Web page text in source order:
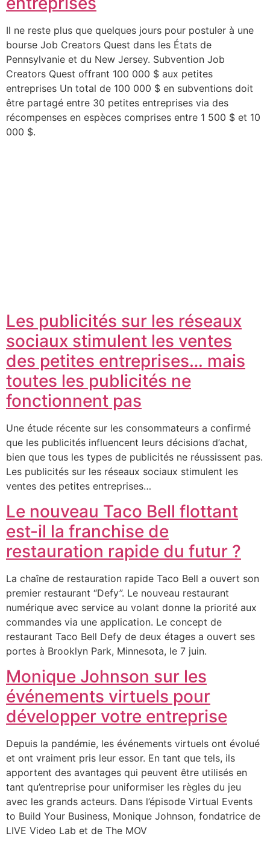
Il ne reste plus que quelques jours pour postuler à une
bourse Job Creators Quest dans les États de
Pennsylvanie et du New Jersey. Subvention Job
Creators Quest offrant 100 000 $ aux petites
entreprises Un total de 100 000 $ en subventions doit
être partagé entre 30 petites entreprises via des
récompenses en espèces comprises entre 1 500 $ et 10
000 $.
Les publicités sur les réseaux
sociaux stimulent les ventes
des petites entreprises… mais
toutes les publicités ne
fonctionnent pas
Une étude récente sur les consommateurs a confirmé
que les publicités influencent leurs décisions d’achat,
bien que tous les types de publicités ne réussissent pas.
Les publicités sur les réseaux sociaux stimulent les
ventes des petites entreprises…
Le nouveau Taco Bell flottant
est-il la franchise de
restauration rapide du futur ?
La chaîne de restauration rapide Taco Bell a ouvert son
premier restaurant “Defy”. Le nouveau restaurant
numérique avec service au volant donne la priorité aux
commandes via une application. Le concept de
restaurant Taco Bell Defy de deux étages a ouvert ses
portes à Brooklyn Park, Minnesota, le 7 juin.
Monique Johnson sur les
événements virtuels pour
développer votre entreprise
Depuis la pandémie, les événements virtuels ont évolué
et ont vraiment pris leur essor. En tant que tels, ils
apportent des avantages qui peuvent être utilisés en
tant qu’entreprise pour uniformiser les règles du jeu
avec les grands acteurs. Dans l’épisode Virtual Events
to Build Your Business, Monique Johnson, fondatrice de
LIVE Video Lab et de The MOV